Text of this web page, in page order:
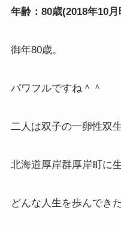
年齢：80歳(2018年10月
御年80歳。
パワフルですね＾＾
二人は双子の一卵性双
北海道厚岸群厚岸町に
どんな人生を歩んでき